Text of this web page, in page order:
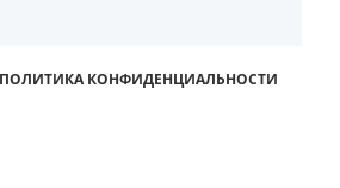
ПОЛИТИКА КОНФИДЕНЦИАЛЬНОСТИ